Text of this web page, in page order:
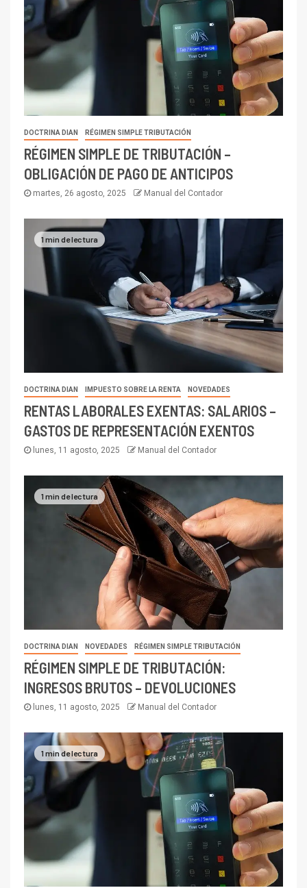
DOCTRINA DIAN RÉGIMEN SIMPLE TRIBUTACIÓN
RÉGIMEN SIMPLE DE TRIBUTACIÓN –
OBLIGACIÓN DE PAGO DE ANTICIPOS
martes, 26 agosto, 2025 Manual del Contador
1 min de lectura
DOCTRINA DIAN IMPUESTO SOBRE LA RENTA NOVEDADES
RENTAS LABORALES EXENTAS: SALARIOS –
GASTOS DE REPRESENTACIÓN EXENTOS
lunes, 11 agosto, 2025 Manual del Contador
1 min de lectura
DOCTRINA DIAN NOVEDADES RÉGIMEN SIMPLE TRIBUTACIÓN
RÉGIMEN SIMPLE DE TRIBUTACIÓN:
INGRESOS BRUTOS – DEVOLUCIONES
lunes, 11 agosto, 2025 Manual del Contador
1 min de lectura